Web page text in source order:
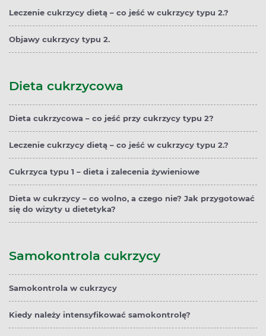
Leczenie cukrzycy dietą – co jeść w cukrzycy typu 2.?
Objawy cukrzycy typu 2.
Dieta cukrzycowa
Dieta cukrzycowa – co jeść przy cukrzycy typu 2?
Leczenie cukrzycy dietą – co jeść w cukrzycy typu 2.?
Cukrzyca typu 1 – dieta i zalecenia żywieniowe
Dieta w cukrzycy – co wolno, a czego nie? Jak przygotować
się do wizyty u dietetyka?
Samokontrola cukrzycy
Samokontrola w cukrzycy
Kiedy należy intensyfikować samokontrolę?